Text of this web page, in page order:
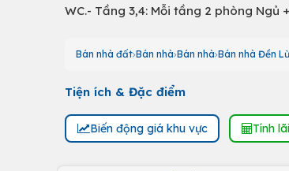
WC.- Tầng 3,4: Mỗi tầng 2 phòng Ngủ
Bán nhà đất Bán nhà Bán nhà Bán nhà Đền
Tiện ích & Đặc điểm
Biến động giá khu vực Tính